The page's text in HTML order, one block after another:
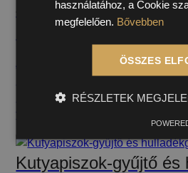
Játszóterek és
karbantartása
A szigorú játszótérkarbantartási
megfeleléshez a QTA
bejelentésére, valamint az
fényképes dokumentálására is.
Kutyapiszok-gyűjtő és
használatához, a Cookie
megfelelően. Bővebben
ÖSSZES
RÉSZLETEK